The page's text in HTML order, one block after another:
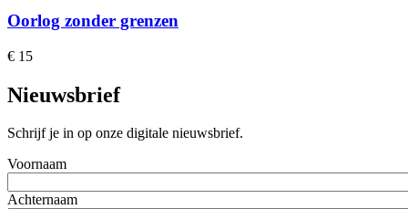
Oorlog zonder grenzen
€ 15
Nieuwsbrief
Schrijf je in op onze digitale nieuwsbrief.
Voornaam
Achternaam